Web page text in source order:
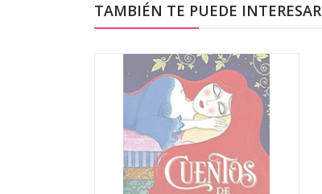
TAMBIÉN TE PUEDE INTERESAR